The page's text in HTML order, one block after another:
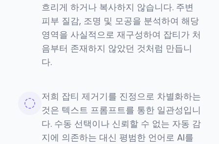
흐리게 하거나 복사하지 않습니다. 주변
피부 질감, 조명 및 모공을 분석하여 해당
영역을 사실적으로 재구성하여 잡티가 처
음부터 존재하지 않았던 것처럼 만듭니
다.
저희 잡티 제거기를 진정으로 차별화하는
것은 텍스트 프롬프트를 통한 일관성입니
다. 수동 선택이나 신뢰할 수 없는 자동 감
지에 의존하는 대신 평범한 언어로 AI를